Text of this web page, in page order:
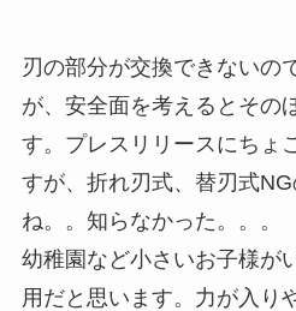
刃の部分が交換できないの
が、安全面を考えるとその
す。プレスリリースにちょ
すが、折れ刃式、替刃式
ね。。知らなかった。。。
幼稚園など小さいお子様が
用だと思います。力が入り